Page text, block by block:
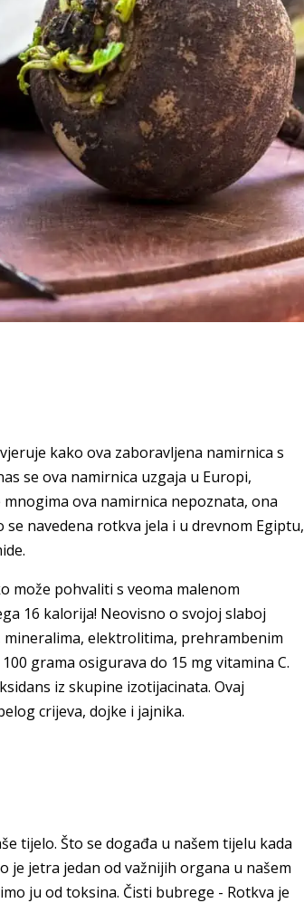
kako ova zaboravljena namirnica s
se ova namirnica uzgaja u Europi,
ova namirnica nepoznata, ona
navedena rotkva jela i u drevnom Egiptu,
može pohvaliti s veoma malenom
16 kalorija! Neovisno o svojoj slaboj
elektrolitima, prehrambenim
grama osigurava do 15 mg vitamina C.
iz skupine izotijacinata. Ovaj
crijeva, dojke i jajnika.
tijelo. Što se događa u našem tijelu kada
je jetra jedan od važnijih organa u našem
ju od toksina. Čisti bubrege - Rotkva je